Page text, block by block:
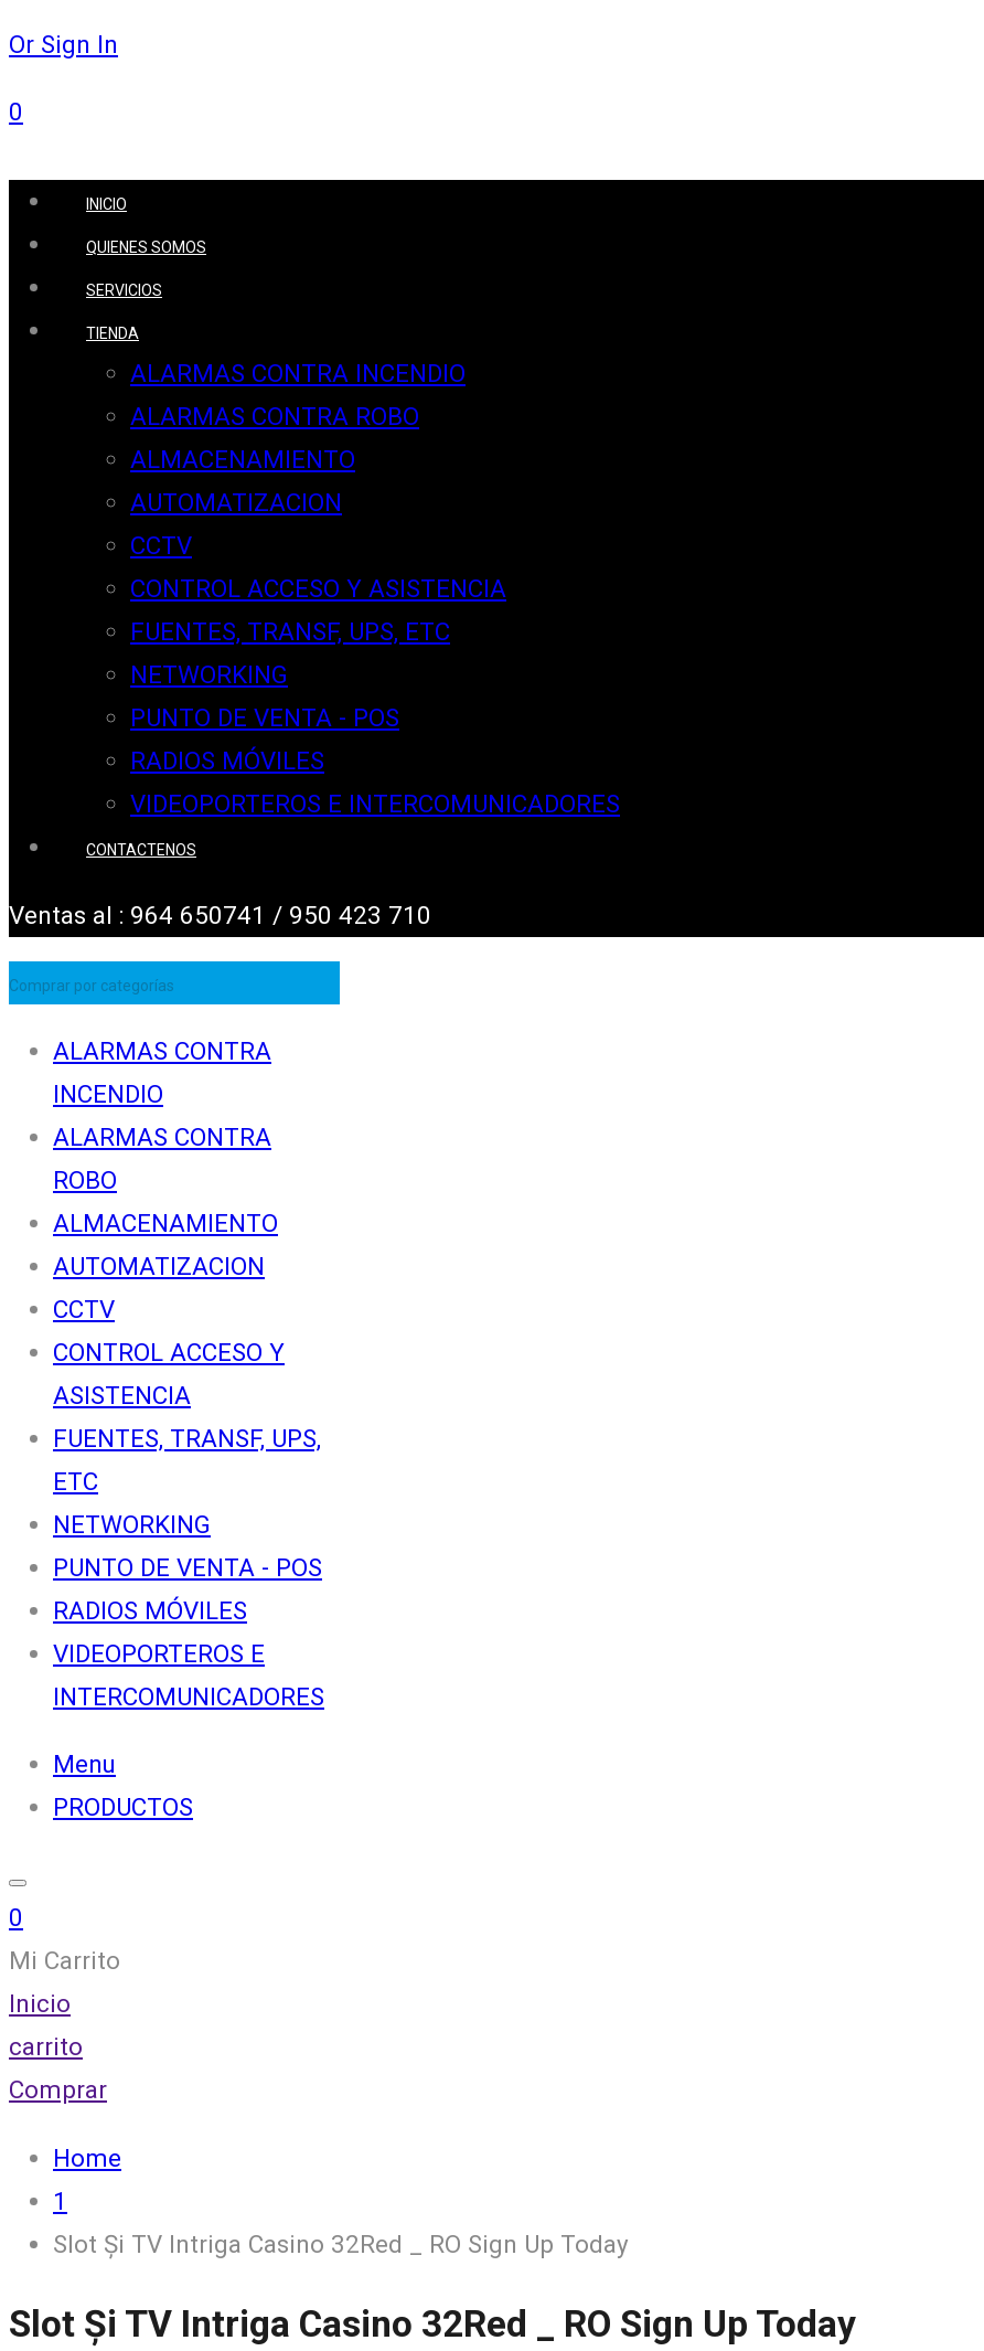
Or Sign In
0
INICIO
QUIENES SOMOS
SERVICIOS
TIENDA
ALARMAS CONTRA INCENDIO
ALARMAS CONTRA ROBO
ALMACENAMIENTO
AUTOMATIZACION
CCTV
CONTROL ACCESO Y ASISTENCIA
FUENTES, TRANSF, UPS, ETC
NETWORKING
PUNTO DE VENTA - POS
RADIOS MÓVILES
VIDEOPORTEROS E INTERCOMUNICADORES
CONTACTENOS
Ventas al : 964 650741 / 950 423 710
Comprar por categorías
ALARMAS CONTRA
INCENDIO
ALARMAS CONTRA
ROBO
ALMACENAMIENTO
AUTOMATIZACION
CCTV
CONTROL ACCESO Y
ASISTENCIA
FUENTES, TRANSF, UPS,
ETC
NETWORKING
PUNTO DE VENTA - POS
RADIOS MÓVILES
VIDEOPORTEROS E
INTERCOMUNICADORES
Menu
PRODUCTOS
0
Mi Carrito
Inicio
carrito
Comprar
Home
1
Slot Și TV Intriga Casino 32Red _ RO Sign Up Today
Slot Și TV Intriga Casino 32Red _ RO Sign Up Today